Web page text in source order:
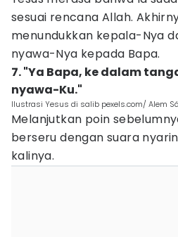
sesuai rencana Allah.
menundukkan kepala-Nya
nyawa-Nya kepada Bapa.
7. "Ya Bapa, ke dalam
nyawa-Ku."
Ilustrasi Yesus di salib pexels.com/ Alem
Melanjutkan poin
berseru dengan suara
kalinya.